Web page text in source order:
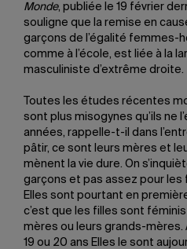
Monde, publiée le 19 février
souligne que la remise en
garçons de l’égalité femmes-
comme à l’école, est liée à la
masculiniste d’extrême droite.
Toutes les études récentes
sont plus misogynes qu’ils ne
années, rappelle-t-il dans
pâtir, ce sont leurs mères et
mènent la vie dure. On
garçons et pas assez pour
Elles sont pourtant en
c’est que les filles sont
mères ou leurs grands-mères.
19 ou 20 ans Elles le sont